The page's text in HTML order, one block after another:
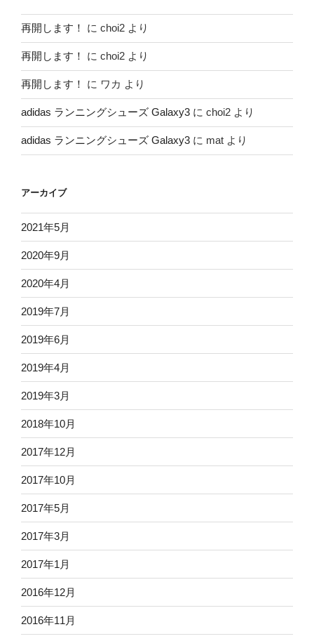
再開します！ に choi2 より
再開します！ に choi2 より
再開します！ に ワカ より
adidas ランニングシューズ Galaxy3 に choi2 より
adidas ランニングシューズ Galaxy3 に mat より
アーカイブ
2021年5月
2020年9月
2020年4月
2019年7月
2019年6月
2019年4月
2019年3月
2018年10月
2017年12月
2017年10月
2017年5月
2017年3月
2017年1月
2016年12月
2016年11月